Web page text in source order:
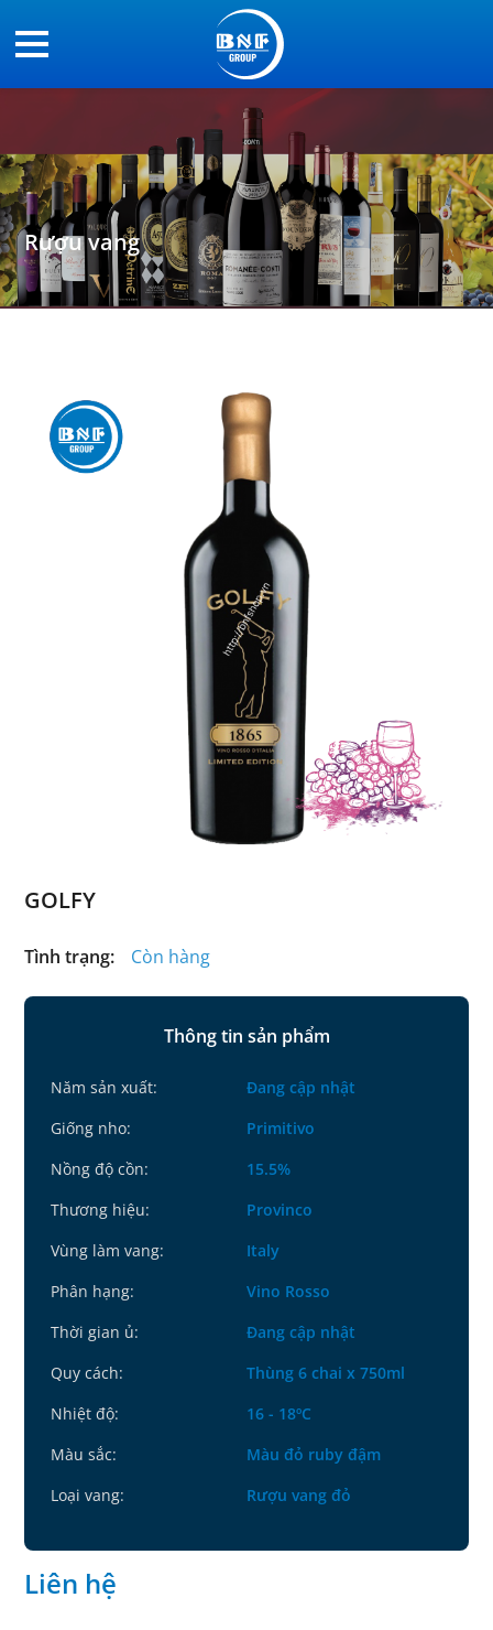
Rượu vang
GOLFY
Tình trạng: Còn hàng
Thông tin sản phẩm
Năm sản xuất:
Đang cập nhật
Giống nho:
Primitivo
Nồng độ cồn:
15.5%
Thương hiệu:
Provinco
Vùng làm vang:
Italy
Phân hạng:
Vino Rosso
Thời gian ủ:
Đang cập nhật
Quy cách:
Thùng 6 chai x 750ml
Nhiệt độ:
16 - 18ºC
Màu sắc:
Màu đỏ ruby đậm
Loại vang:
Rượu vang đỏ
Liên hệ